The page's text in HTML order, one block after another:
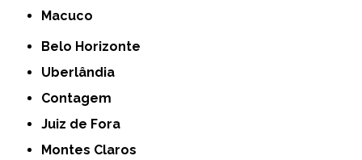
Macuco
Belo Horizonte
Uberlândia
Contagem
Juiz de Fora
Montes Claros